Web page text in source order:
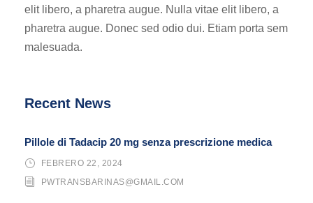
elit libero, a pharetra augue. Nulla vitae elit libero, a
pharetra augue. Donec sed odio dui. Etiam porta sem
malesuada.
Recent News
Pillole di Tadacip 20 mg senza prescrizione medica
FEBRERO 22, 2024
PWTRANSBARINAS@GMAIL.COM